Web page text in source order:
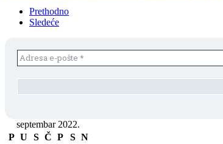
Prethodno
Sledeće
septembar 2022.
P U S Č P S N